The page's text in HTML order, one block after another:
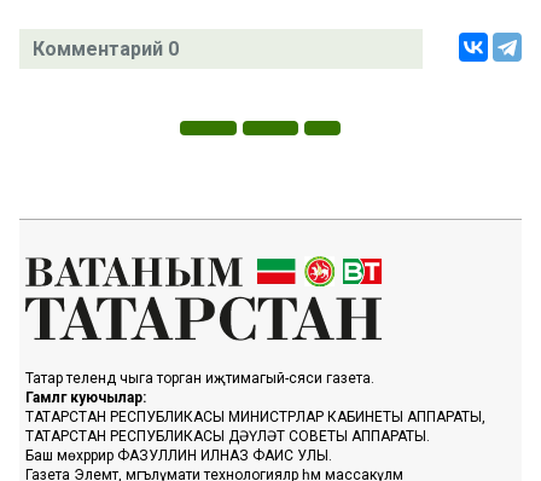
Комментарий 0
Татар телендә чыга торган иҗтимагый-сәяси газета.
Гамәлгә куючылар:
ТАТАРСТАН РЕСПУБЛИКАСЫ МИНИСТРЛАР КАБИНЕТЫ АППАРАТЫ,
ТАТАРСТАН РЕСПУБЛИКАСЫ ДӘҮЛӘТ СОВЕТЫ АППАРАТЫ.
Баш мөхәррир ФАЗУЛЛИН ИЛНАЗ ФАИС УЛЫ.
Газета Элемтә, мәгълүмати технологияләр һәм массакүләм